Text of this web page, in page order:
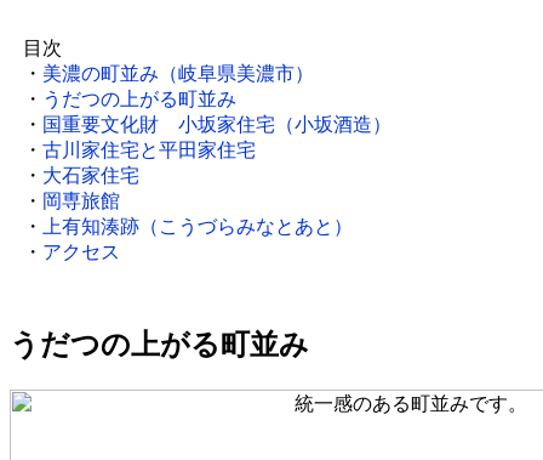
目次
・ 美濃の町並み（岐阜県美濃市）
・ うだつの上がる町並み
・ 国重要文化財 小坂家住宅（小坂酒造）
・ 古川家住宅と平田家住宅
・ 大石家住宅
・ 岡専旅館
・
上有知湊跡（こうづらみなとあと）
・ アクセス
うだつの上がる町並み